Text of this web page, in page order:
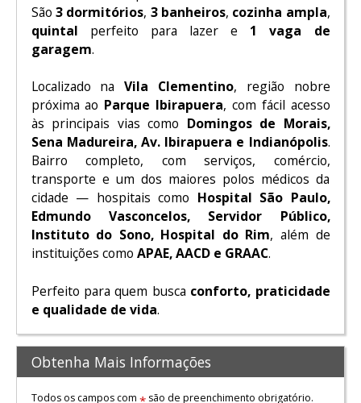
São 3 dormitórios, 3 banheiros, cozinha ampla,
quintal perfeito para lazer e 1 vaga de
garagem.
Localizado naVila Clementino, região nobre
próxima ao Parque Ibirapuera, com fácil acesso
às principais vias como Domingos de Morais,
Sena Madureira, Av. Ibirapuera e Indianópolis.
Bairro completo, com serviços, comércio,
transporte e um dos maiores polos médicos da
cidade — hospitais como Hospital São Paulo,
Edmundo Vasconcelos, Servidor Público,
Instituto do Sono, Hospital do Rim, além de
instituições como APAE, AACD e GRAAC.
Perfeito para quem busca conforto, praticidade
e qualidade de vida.
Obtenha Mais Informações
Todos os campos com são de preenchimento obrigatório.